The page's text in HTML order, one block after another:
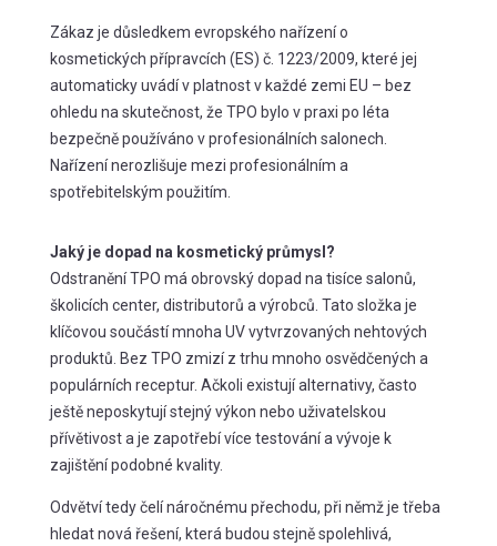
Zákaz je důsledkem evropského nařízení o
kosmetických přípravcích (ES) č. 1223/2009, které jej
automaticky uvádí v platnost v každé zemi EU – bez
ohledu na skutečnost, že TPO bylo v praxi po léta
bezpečně používáno v profesionálních salonech.
Nařízení nerozlišuje mezi profesionálním a
spotřebitelským použitím.
Jaký je dopad na kosmetický průmysl?
Odstranění TPO má obrovský dopad na tisíce salonů,
školicích center, distributorů a výrobců. Tato složka je
klíčovou součástí mnoha UV vytvrzovaných nehtových
produktů. Bez TPO zmizí z trhu mnoho osvědčených a
populárních receptur. Ačkoli existují alternativy, často
ještě neposkytují stejný výkon nebo uživatelskou
přívětivost a je zapotřebí více testování a vývoje k
zajištění podobné kvality.
Odvětví tedy čelí náročnému přechodu, při němž je třeba
hledat nová řešení, která budou stejně spolehlivá,